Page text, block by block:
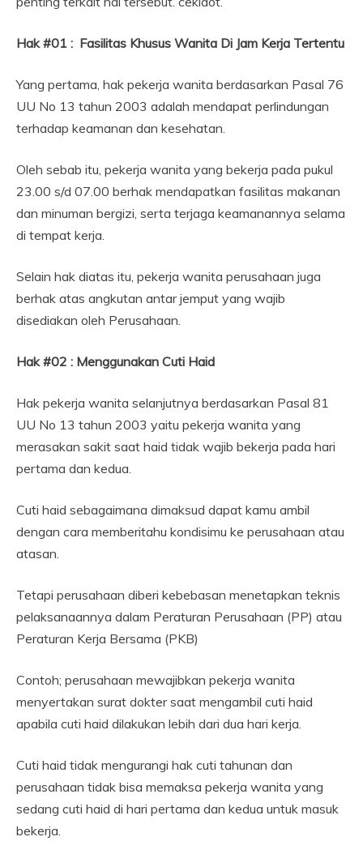
Hak #01 : Fasilitas Khusus Wanita Di Jam Kerja Tertentu
Yang pertama, hak pekerja wanita berdasarkan Pasal 76
UU No 13 tahun 2003 adalah mendapat perlindungan
terhadap keamanan dan kesehatan.
Oleh sebab itu, pekerja wanita yang bekerja pada pukul
23.00 s/d 07.00 berhak mendapatkan fasilitas makanan
dan minuman bergizi, serta terjaga keamanannya selama
di tempat kerja.
Selain hak diatas itu, pekerja wanita perusahaan juga
berhak atas angkutan antar jemput yang wajib
disediakan oleh Perusahaan.
Hak #02 : Menggunakan Cuti Haid
Hak pekerja wanita selanjutnya berdasarkan Pasal 81
UU No 13 tahun 2003 yaitu pekerja wanita yang
merasakan sakit saat haid tidak wajib bekerja pada hari
pertama dan kedua.
Cuti haid sebagaimana dimaksud dapat kamu ambil
dengan cara memberitahu kondisimu ke perusahaan atau
atasan.
Tetapi perusahaan diberi kebebasan menetapkan teknis
pelaksanaannya dalam Peraturan Perusahaan (PP) atau
Peraturan Kerja Bersama (PKB)
Contoh; perusahaan mewajibkan pekerja wanita
menyertakan surat dokter saat mengambil cuti haid
apabila cuti haid dilakukan lebih dari dua hari kerja.
Cuti haid tidak mengurangi hak cuti tahunan dan
perusahaan tidak bisa memaksa pekerja wanita yang
sedang cuti haid di hari pertama dan kedua untuk masuk
bekerja.